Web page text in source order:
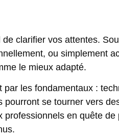
clarifier vos attentes.
ou simplement
le mieux adapté.
les fondamentaux :
pourront se tourner vers
en quête